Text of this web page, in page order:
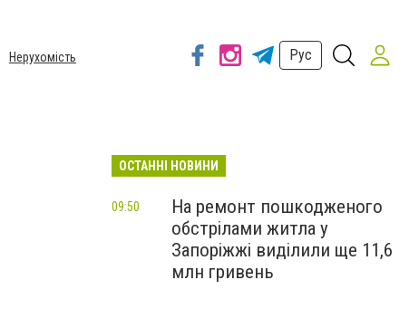
Нерухомість
Рус
ОСТАННІ НОВИНИ
На ремонт пошкодженого
обстрілами житла у
Запоріжжі виділили ще 11,6
млн гривень
09:50